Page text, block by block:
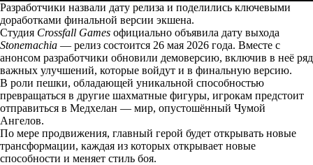
Разработчики назвали дату релиза и поделились ключевыми
доработками финальной версии экшена.
Студия Crossfall Games официально объявила дату выхода
Stonemachia — релиз состоится 26 мая 2026 года. Вместе с
анонсом разработчики обновили демоверсию, включив в неё ряд
важных улучшений, которые войдут и в финальную версию.
В роли пешки, обладающей уникальной способностью
превращаться в другие шахматные фигуры, игрокам предстоит
отправиться в Медхелан — мир, опустошённый Чумой
Ангелов.
По мере продвижения, главный герой будет открывать новые
трансформации, каждая из которых открывает новые
способности и меняет стиль боя.